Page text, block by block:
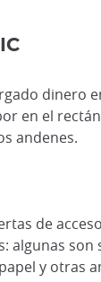
dinero
en el
andenes.
de
algunas son
y otras